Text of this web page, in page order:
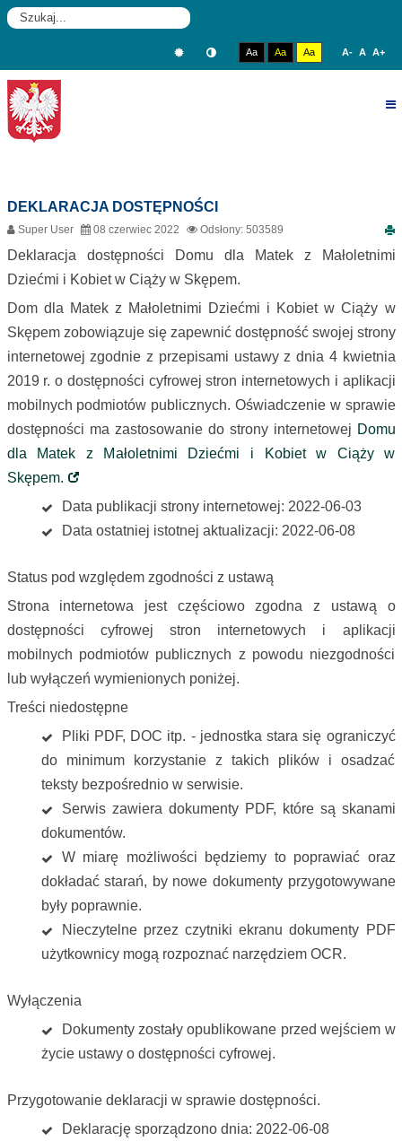
Aa Aa Aa A- A A+
CIĄŻY
DEKLARACJA DOSTĘPNOŚCI
Super User 08 czerwiec 2022 Odsłony: 503589
Deklaracja dostępności Domu dla Matek z Małoletnimi
Dziećmi i Kobiet w Ciąży w Skępem.
Dom dla Matek z Małoletnimi Dziećmi i Kobiet w Ciąży w
Skępem zobowiązuje się zapewnić dostępność swojej strony
internetowej zgodnie z przepisami ustawy z dnia 4 kwietnia
2019 r. o dostępności cyfrowej stron internetowych i aplikacji
mobilnych podmiotów publicznych. Oświadczenie w sprawie
dostępności ma zastosowanie do strony internetowej Domu
dla Matek z Małoletnimi Dziećmi i Kobiet w Ciąży w
Skępem.
Data publikacji strony internetowej: 2022-06-03
Data ostatniej istotnej aktualizacji: 2022-06-08
Status pod względem zgodności z ustawą
Strona internetowa jest częściowo zgodna z ustawą o
dostępności cyfrowej stron internetowych i aplikacji
mobilnych podmiotów publicznych z powodu niezgodności
lub wyłączeń wymienionych poniżej.
Treści niedostępne
Pliki PDF, DOC itp. - jednostka stara się ograniczyć
do minimum korzystanie z takich plików i osadzać
teksty bezpośrednio w serwisie.
Serwis zawiera dokumenty PDF, które są skanami
dokumentów.
W miarę możliwości będziemy to poprawiać oraz
dokładać starań, by nowe dokumenty przygotowywane
były poprawnie.
Nieczytelne przez czytniki ekranu dokumenty PDF
użytkownicy mogą rozpoznać narzędziem OCR.
Wyłączenia
Dokumenty zostały opublikowane przed wejściem w
życie ustawy o dostępności cyfrowej.
Przygotowanie deklaracji w sprawie dostępności.
Deklarację sporządzono dnia: 2022-06-08
rok
miesiąc